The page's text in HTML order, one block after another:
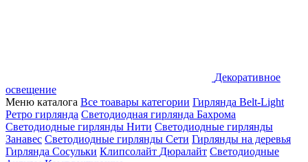
Декоративное
освещение
Меню каталога Все тоавары категории Гирлянда Belt-Light
Ретро гирлянда Светодиодная гирлянда Бахрома
Светодиодные гирлянды Нити Светодиодные гирлянды
Занавес Светодиодные гирлянды Сети Гирлянды на деревья
Гирлянда Сосульки Клипсолайт Дюралайт Светодиодные